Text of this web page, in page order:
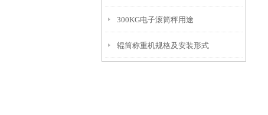
300KG电子滚筒秤用途
辊筒称重机规格及安装形式